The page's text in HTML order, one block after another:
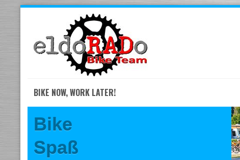
content
BIKE NOW, WORK LATER!
Bike
Spaß